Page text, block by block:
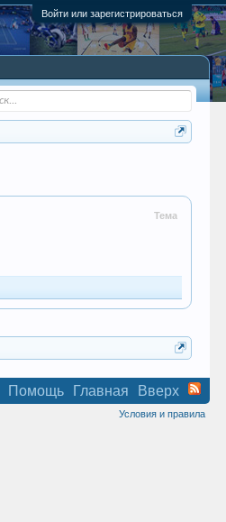
Войти или зарегистрироваться
Тема
Помощь Главная Вверх
Условия и правила